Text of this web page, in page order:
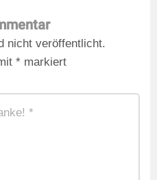
nicht veröffentlicht.
* markiert